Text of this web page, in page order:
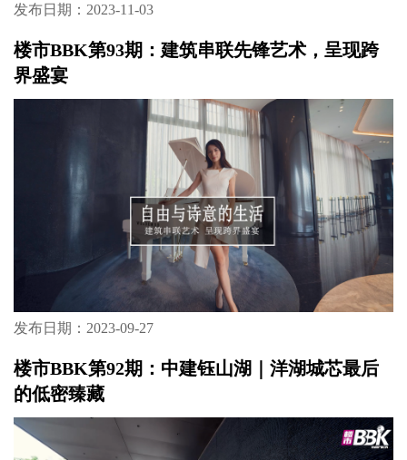
发布日期：2023-11-03
楼市BBK第93期：建筑串联先锋艺术，呈现跨
界盛宴
发布日期：2023-09-27
楼市BBK第92期：中建钰山湖｜洋湖城芯最后
的低密臻藏